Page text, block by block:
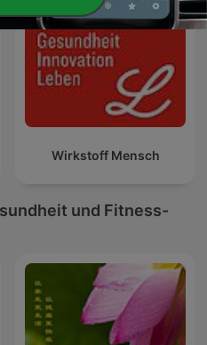
Wirkstoff Mensch
und Fitness-